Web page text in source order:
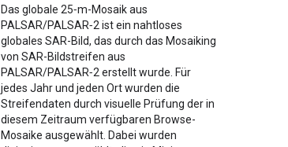
Das globale 25‑m-Mosaik aus
PALSAR/PALSAR‑2 ist ein nahtloses
globales SAR-Bild, das durch das Mosaiking
von SAR-Bildstreifen aus
PALSAR/PALSAR‑2 erstellt wurde. Für
jedes Jahr und jeden Ort wurden die
Streifendaten durch visuelle Prüfung der in
diesem Zeitraum verfügbaren Browse-
Mosaike ausgewählt. Dabei wurden